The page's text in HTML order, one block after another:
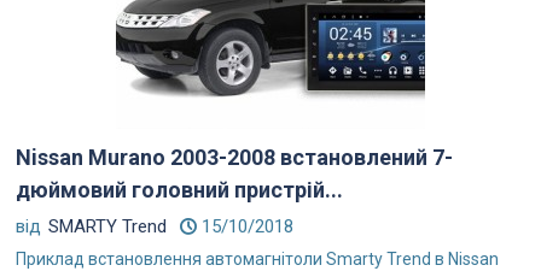
Nissan Murano 2003-2008 встановлений 7-
дюймовий головний пристрій...
від SMARTY Trend 15/10/2018
Приклад встановлення автомагнітоли Smarty Trend в Nissan